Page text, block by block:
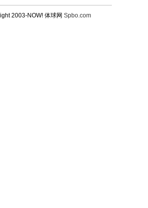
2003-NOW! 体球网 Spbo.com